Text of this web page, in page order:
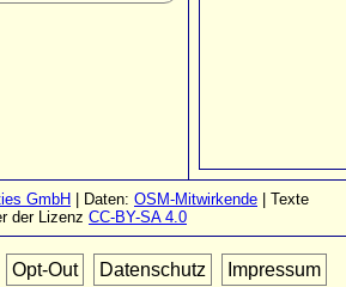
GmbH | Daten: OSM-Mitwirkende | Texte
der Lizenz CC-BY-SA 4.0
Opt-Out Datenschutz Impressum